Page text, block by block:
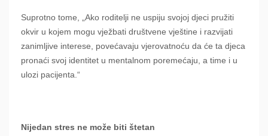
Suprotno tome, „Ako roditelji ne uspiju svojoj djeci pružiti
okvir u kojem mogu vježbati društvene vještine i razvijati
zanimljive interese, povećavaju vjerovatnoću da će ta djeca
pronaći svoj identitet u mentalnom poremećaju, a time i u
ulozi pacijenta.“
Nijedan stres ne može biti štetan